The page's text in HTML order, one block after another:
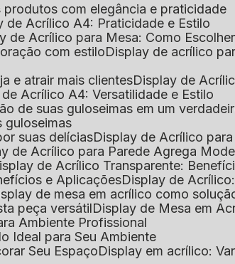
produtos com elegância e praticidade
de Acrílico A4: Praticidade e Estilo
de Acrílico para Mesa: Como
com estilo
Display de acrílico
e atrair mais clientes
Display de
de Acrílico A4: Versatilidade e Estilo
de suas guloseimas em um
guloseimas
suas delícias
Display de Acrílico
de Acrílico para Parede Agrega
Display de Acrílico Transparente:
e Aplicações
Display de
de mesa em acrílico como
peça versátil
Display de Mesa em
Ambiente Profissional
Ideal para Seu Ambiente
Seu Espaço
Display em acrílico: